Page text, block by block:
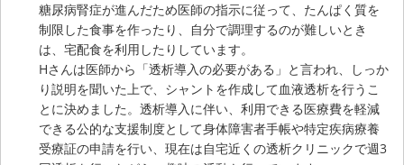
糖尿病腎症が進んだため医師の指示に従って、たんぱく質を
制限した食事を作ったり、自分で調理するのが難しいとき
は、宅配食を利用したりしています。
Hさんは医師から「透析導入の必要がある」と言われ、しっか
り説明を聞いた上で、シャントを作成して血液透析を行うこ
とに決めました。透析導入に伴い、利用できる医療費を軽減
できる公的な支援制度として身体障害者手帳や特定疾病療養
受療証の申請を行い、現在は自宅近くの透析クリニックで週3